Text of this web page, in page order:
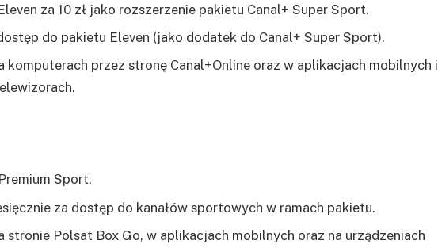
za 10 zł jako rozszerzenie pakietu Canal+ Super Sport.
do pakietu Eleven (jako dodatek do Canal+ Super Sport).
komputerach przez stronę Canal+Online oraz w aplikacjach mobilnych i
Sport.
za dostęp do kanałów sportowych w ramach pakietu.
stronie Polsat Box Go, w aplikacjach mobilnych oraz na urządzeniach